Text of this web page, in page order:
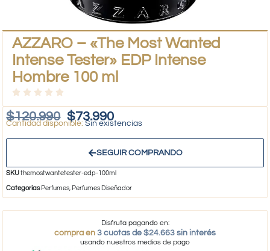
AZZARO – «The Most Wanted
Intense Tester» EDP Intense
Hombre 100 ml
$120.990 $73.990
Sin existencias
SEGUIR COMPRANDO
SKUthemostwantetester-edp-100ml
Categorías Perfumes, Perfumes Diseñador
Disfruta pagando en:
compra en 3 cuotas de $24.663 sin interés
usando nuestros medios de pago